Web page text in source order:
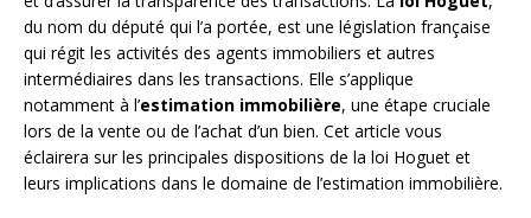
du nom du député qui l’a portée, est une législation française
qui régit les activités des agents immobiliers et autres
intermédiaires dans les transactions. Elle s’applique
notamment à l’estimation immobilière, une étape cruciale
lors de la vente ou de l’achat d’un bien. Cet article vous
éclairera sur les principales dispositions de la loi Hoguet et
leurs implications dans le domaine de l’estimation immobilière.